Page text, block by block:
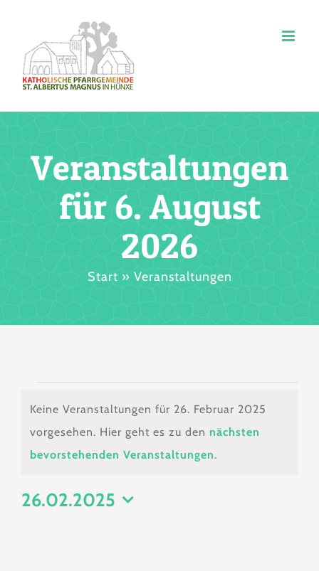
springen
Veranstaltungen
für 6. August
2026
Start » Veranstaltungen
Veranstaltungen
für
Februar
Hinweis
Keine Veranstaltungen für 26. Februar 2025
vorgesehen. Hier geht es zu den nächsten
bevorstehenden Veranstaltungen.
26.02.2025